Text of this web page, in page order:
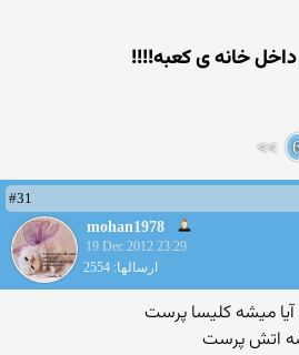
داخل خانه ی کعبه!!!!
>>
#31
mohan1978
19 Dec 2012 23:29
ارسالها: 2554
میشه کلیسا پرست
اتش پرست